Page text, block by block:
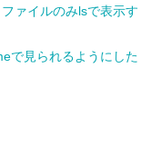
ァイルのみlsで表示す
で見られるようにした